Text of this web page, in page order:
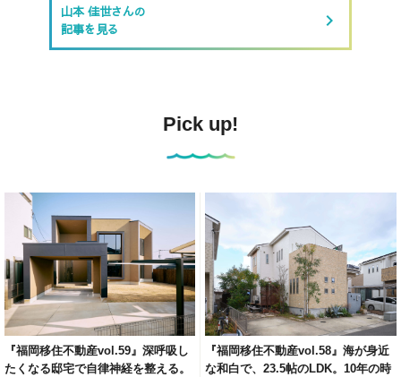
山本 佳世さんの
記事を見る
keyboard_arrow_right
Pick up!
『福岡移住不動産vol.59』深呼吸し
たくなる邸宅で自律神経を整える。
『福岡移住不動産vol.58』海が身近
な和白で、23.5帖のLDK。10年の時